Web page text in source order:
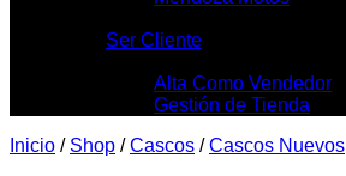
Ser Cliente
Alta Como Vendedor
Gestión de Tienda
Inicio / Shop / Cascos / Cascos Nuevos